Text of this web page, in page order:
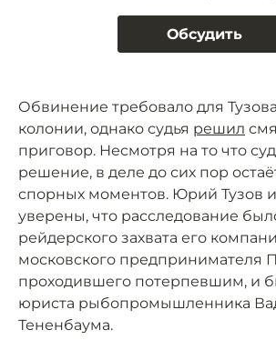
Обсудить
Обвинение требовало для Тузова
колонии, однако судья решил
приговор. Несмотря на то что
решение, в деле до сих пор
спорных моментов. Юрий Тузов
уверены, что расследование
рейдерского захвата его
московского предпринимателя
проходившего потерпевшим, и
юриста рыбопромышленника
Тененбаума.